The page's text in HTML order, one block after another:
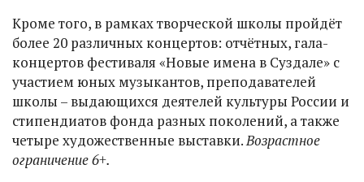
Кроме того, в рамках творческой школы пройдёт
более 20 различных концертов: отчётных, гала-
концертов фестиваля «Новые имена в Суздале» с
участием юных музыкантов, преподавателей
школы – выдающихся деятелей культуры России и
стипендиатов фонда разных поколений, а также
четыре художественные выставки.Возрастное
ограничение 6+.